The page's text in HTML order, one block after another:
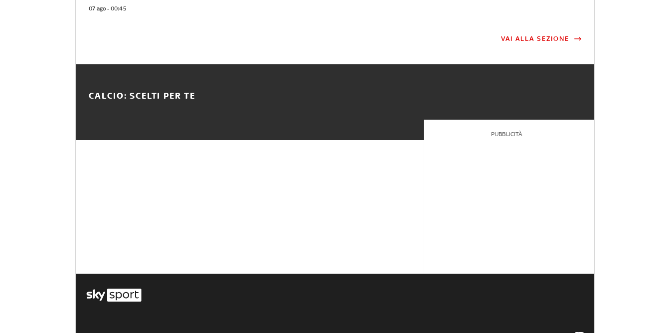
07 ago - 00:45
VAI ALLA SEZIONE
CALCIO: SCELTI PER TE
PUBBLICITÀ